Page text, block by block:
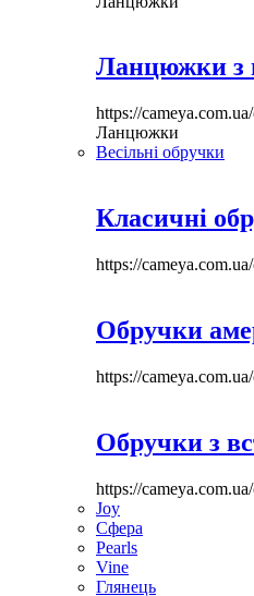
Ланцюжки з
https://
Ланцюжки
Весільні обручки
Класичні
https://
Обручки
https://
Обручки з
https://
Joy
Сфера
Pearls
Vine
Глянець